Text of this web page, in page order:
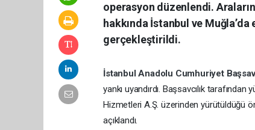
operasyon düzenlendi.
hakkında İstanbul ve
gerçekleştirildi.
İstanbul Anadolu Cumhuriyet
yankı uyandırdı. Başsavcılık
Hizmetleri A.Ş. üzerinden yürütüldüğü
açıklandı.